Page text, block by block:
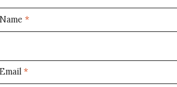
Name*
Email*